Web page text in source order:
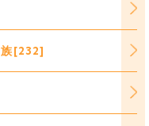
族[232]